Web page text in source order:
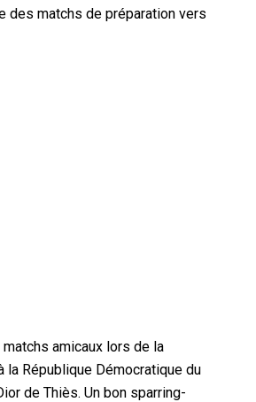
des matchs de préparation vers
matchs amicaux lors de la
République Démocratique du
de Thiès. Un bon sparring-